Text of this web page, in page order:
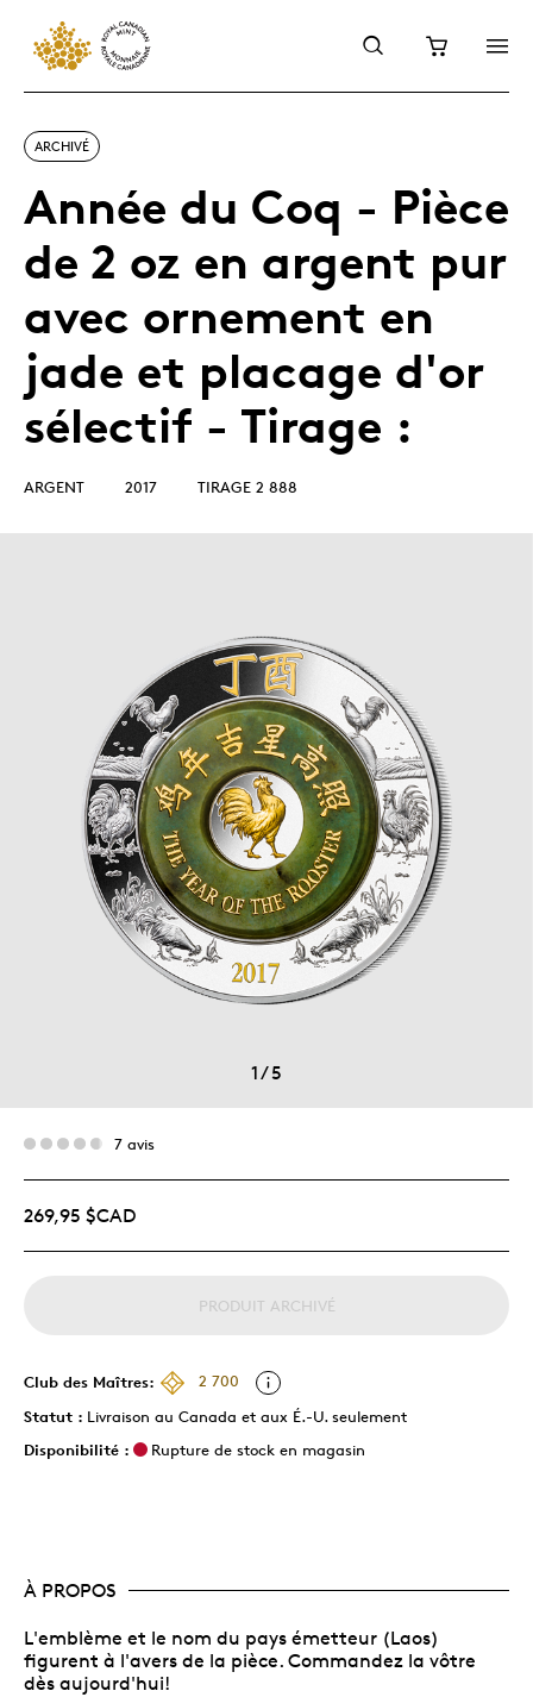
ARCHIVÉ
Année du Coq - Pièce
de 2 oz en argent pur
avec ornement en
jade et placage d'or
sélectif - Tirage :
ARGENT 2017 TIRAGE 2 888
1/5
7 avis
269,95 $CAD
PRODUIT ARCHIVÉ
Club des Maîtres:
2 700
Statut : Livraison au Canada et aux É.-U. seulement
Disponibilité :
Rupture de stock en magasin
À PROPOS
L'emblème et le nom du pays émetteur (Laos)
figurent à l'avers de la pièce. Commandez la vôtre
dès aujourd'hui!